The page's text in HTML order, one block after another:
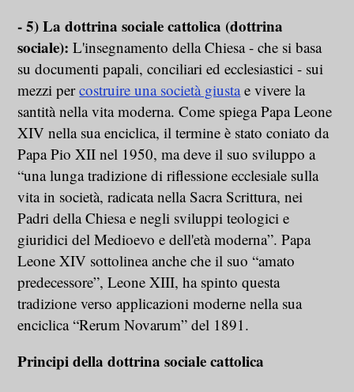
- 5) La dottrina sociale cattolica (dottrina
sociale): L'insegnamento della Chiesa - che si basa
su documenti papali, conciliari ed ecclesiastici - sui
mezzi percostruire una società giustae vivere la
santità nella vita moderna. Come spiega Papa Leone
XIV nella sua enciclica, il termine è stato coniato da
Papa Pio XII nel 1950, ma deve il suo sviluppo a
“una lunga tradizione di riflessione ecclesiale sulla
vita in società, radicata nella Sacra Scrittura, nei
Padri della Chiesa e negli sviluppi teologici e
giuridici del Medioevo e dell'età moderna”. Papa
Leone XIV sottolinea anche che il suo “amato
predecessore”, Leone XIII, ha spinto questa
tradizione verso applicazioni moderne nella sua
enciclica “Rerum Novarum” del 1891.
Principi della dottrina sociale cattolica